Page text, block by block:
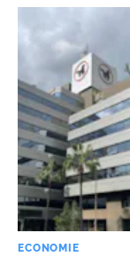
ECONOMIE